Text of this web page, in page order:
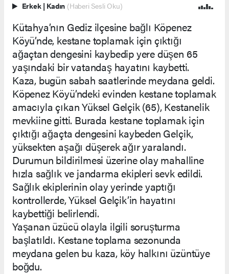
Erkek | Kadın (Haberi Sesli Oku)
Kütahya’nın Gediz ilçesine bağlı Köpenez
Köyü’nde, kestane toplamak için çıktığı
ağaçtan dengesini kaybedip yere düşen 65
yaşındaki bir vatandaş hayatını kaybetti.
Kaza, bugün sabah saatlerinde meydana geldi.
Köpenez Köyü’ndeki evinden kestane toplamak
amacıyla çıkan Yüksel Gelçik (65), Kestanelik
mevkiine gitti. Burada kestane toplamak için
çıktığı ağaçta dengesini kaybeden Gelçik,
yüksekten aşağı düşerek ağır yaralandı.
Durumun bildirilmesi üzerine olay mahalline
hızla sağlık ve jandarma ekipleri sevk edildi.
Sağlık ekiplerinin olay yerinde yaptığı
kontrollerde, Yüksel Gelçik’in hayatını
kaybettiği belirlendi.
Yaşanan üzücü olayla ilgili soruşturma
başlatıldı. Kestane toplama sezonunda
meydana gelen bu kaza, köy halkını üzüntüye
boğdu.